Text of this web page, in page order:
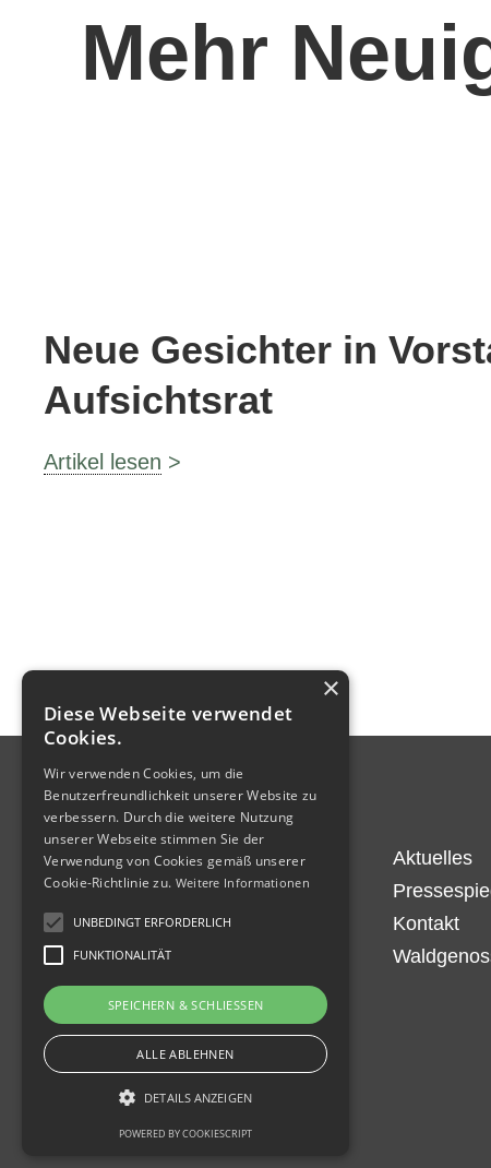
Mehr
Neue Gesichter in
Aufsichtsrat
Artikel lesen >
Start
Über uns
Zahlen und Fakten
Organisation
Unterstützer
Aktuelles
Kontakt
×
Diese Webseite verwendet
Cookies.
Wir verwenden Cookies, um die
Benutzerfreundlichkeit unserer Website zu
verbessern. Durch die weitere Nutzung
unserer Webseite stimmen Sie der
Verwendung von Cookies gemäß unserer
Cookie-Richtlinie zu. Weitere Informationen
UNBEDINGT ERFORDERLICH
FUNKTIONALITÄT
SPEICHERN & SCHLIESSEN
ALLE ABLEHNEN
DETAILS ANZEIGEN
POWERED BY COOKIESCRIPT